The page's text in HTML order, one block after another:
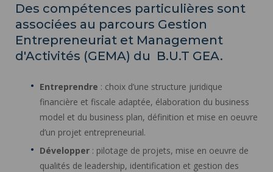
Des compétences particulières sont
associées au parcours Gestion
Entrepreneuriat et Management
d'Activités (GEMA) du B.U.T GEA.
Entreprendre : choix d’une structure juridique
financière et fiscale adaptée, élaboration du business
model et du business plan, définition et mise en oeuvre
d’un projet entrepreneurial.
Développer : pilotage de projets, mise en oeuvre de
qualités de leadership, identification et gestion des